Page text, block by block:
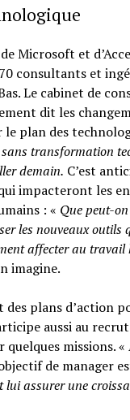
Microsoft et
consultants et
Le cabinet de
dit les
le plan des
transformation
demain. C’est
impacteront les
: « Que peut-
les nouveaux outils
affecter au
imagine.
des plans d’action
aussi au
missions. «
de manager
lui assurer une